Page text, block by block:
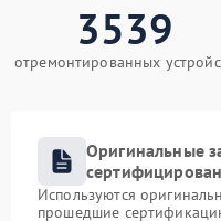
3539
отремонтированных
Оригинальные
Используются
прошедшие